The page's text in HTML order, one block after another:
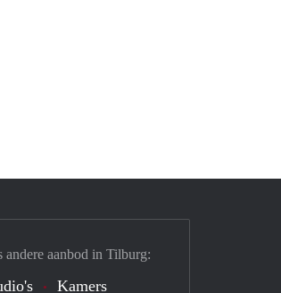
aanbod in Tilburg:
Kamers